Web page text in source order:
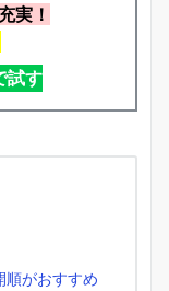
実！
試す
順がおすすめ